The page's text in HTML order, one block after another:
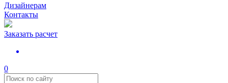
Дизайнерам
Контакты
Заказать расчет
0